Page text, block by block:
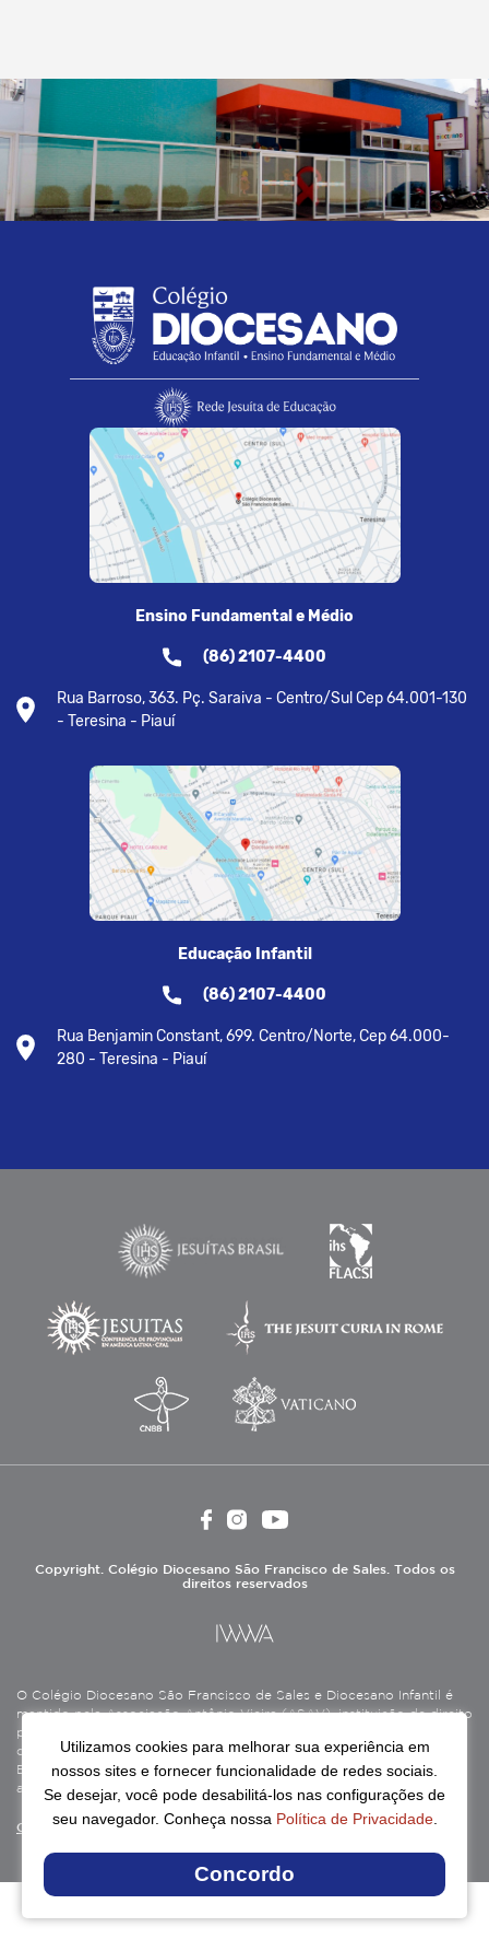
Ensino Fundamental e Médio
(86) 2107-4400
Rua Barroso, 363. Pç. Saraiva - Centro/Sul Cep 64.001-130
- Teresina - Piauí
Educação Infantil
(86) 2107-4400
Rua Benjamin Constant, 699. Centro/Norte, Cep 64.000-
280 - Teresina - Piauí
Copyright. Colégio Diocesano São Francisco de Sales. Todos os
direitos reservados
O Colégio Diocesano São Francisco de Sales e Diocesano Infantil é
mantido pela Associação Antônio Vieira (ASAV), instituição de direito
privado sem fins lucrativos, filantrópica, de natureza educativa,
cultural, assistencial e beneficente, certificada como Entidade
Beneficente de Assistência Social (CEBAS), nas áreas de educação e
assistência social.
Continue lendo
Utilizamos cookies para melhorar sua experiência em
nossos sites e fornecer funcionalidade de redes sociais.
Se desejar, você pode desabilitá-los nas configurações de
seu navegador. Conheça nossa Política de Privacidade.
Concordo